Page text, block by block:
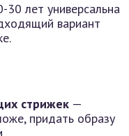
лет универсальна
вариант
стрижек —
придать образу